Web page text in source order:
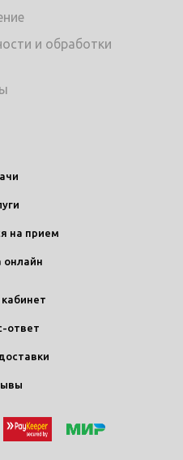
и обработки
на прием
онлайн
ответ